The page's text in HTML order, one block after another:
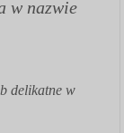
w nazwie
delikatne w